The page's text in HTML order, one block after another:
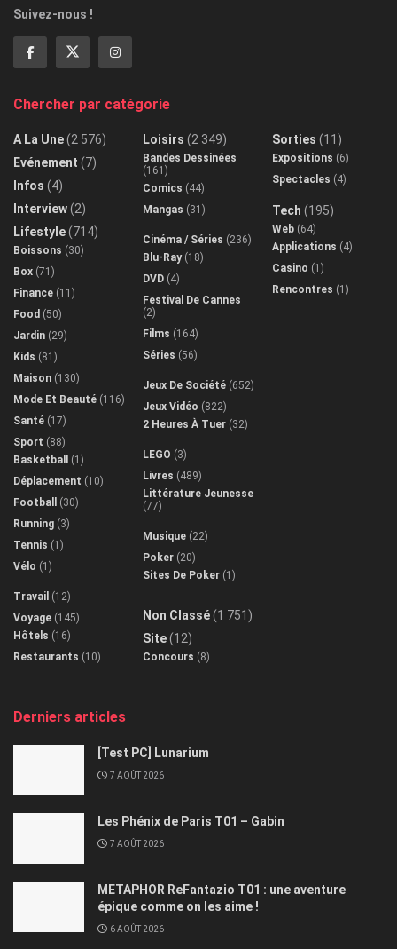
Suivez-nous !
Chercher par catégorie
A La Une(2 576)
Evénement (7)
Infos (4)
Interview(2)
Lifestyle(714)
Boissons (30)
Box (71)
Finance (11)
Food (50)
Jardin (29)
Kids (81)
Maison (130)
Mode Et Beauté (116)
Santé (17)
Sport (88)
Basketball
(1)
Déplacement (10)
Football
(30)
Running (3)
Tennis (1)
Vélo (1)
Travail (12)
Voyage (145)
Hôtels (16)
Restaurants (10)
Loisirs (2 349)
Bandes Dessinées
(161)
Comics (44)
Mangas (31)
Cinéma / Séries (236)
Blu-Ray(18)
DVD (4)
Festival De Cannes
(2)
Films (164)
Séries (56)
Jeux De Société (652)
Jeux Vidéo (822)
2 Heures À Tuer (32)
LEGO (3)
Livres (489)
Littérature Jeunesse
(77)
Musique (22)
Poker (20)
Sites De Poker (1)
Non Classé(1 751)
Site(12)
Concours (8)
Sorties (11)
Expositions (6)
Spectacles (4)
Tech (195)
Web (64)
Applications (4)
Casino (1)
Rencontres (1)
Derniers articles
[Test PC] Lunarium
7 AOÛT 2026
Les Phénix de Paris T01 – Gabin
7 AOÛT 2026
METAPHOR ReFantazio T01 : une aventure
épique comme on les aime !
6 AOÛT 2026